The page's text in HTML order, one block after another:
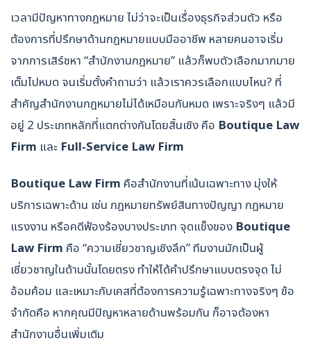
เวลามีปัญหาทางกฎหมาย ไม่ว่าจะเป็นเรื่องธุรกิจส่วนตัว หรือ
ต้องการที่ปรึกษาด้านกฎหมายแบบมืออาชีพ หลายคนอาจเริ่ม
จากการเสิร์ชหา “สำนักงานกฎหมาย” แล้วก็พบตัวเลือกมากมาย
เต็มไปหมด จนเริ่มตั้งคำถามว่า แล้วเราควรเลือกแบบไหน? ที่
สำคัญสำนักงานกฎหมายไม่ได้เหมือนกันหมด เพราะจริงๆ แล้วมี
อยู่ 2 ประเภทหลักที่แตกต่างกันโดยสิ้นเชิง คือ Boutique Law
Firm และ Full-Service Law Firm
Boutique Law Firm คือสำนักงานที่เน้นเฉพาะทาง มุ่งให้
บริการเฉพาะด้าน เช่น กฎหมายทรัพย์สินทางปัญญา กฎหมาย
แรงงาน หรือคดีฟ้องร้องบางประเภท จุดแข็งของ Boutique
Law Firm คือ “ความเชี่ยวชาญเชิงลึก” ทีมงานมักเป็นผู้
เชี่ยวชาญในด้านนั้นโดยตรง ทำให้ได้คำปรึกษาแบบตรงจุด ไม่
อ้อมค้อม และเหมาะกับเคสที่ต้องการความรู้เฉพาะทางจริงๆ ข้อ
จำกัดคือ หากคุณมีปัญหาหลายด้านพร้อมกัน ก็อาจต้องหา
สำนักงานอื่นเพิ่มเติม